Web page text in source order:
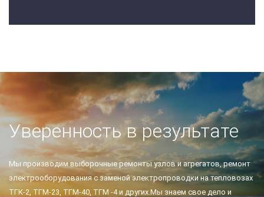
Уверенность в результате
Мы производим выборочные ремонты узлов и агрегатов, ремонт
электрооборудования с заменой электропроводки на тепловозах
ТГК-2, ТГМ-23, ТГМ-40, ТГМ -4 и других.Мы знаем свое дело и